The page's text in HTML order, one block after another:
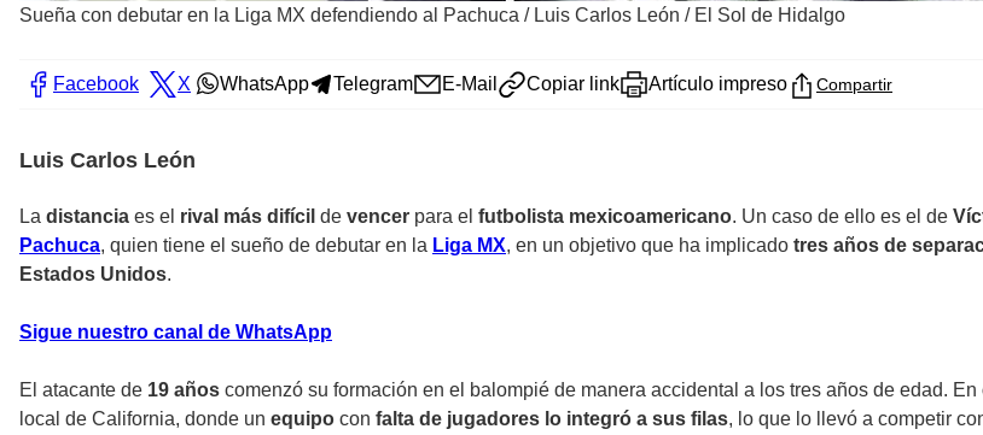
Sueña con debutar en la Liga MX defendiendo al Pachuca / Luis Carlos León / El Sol de Hidalgo
Facebook X WhatsApp Telegram E-Mail Copiar link Artículo impreso Compartir
Luis Carlos León
La distancia es el rival más difícil de vencer para el futbolista mexicoamericano. Un caso de ello es el de
Pachuca, quien tiene el sueño de debutar en la Liga MX, en un objetivo que ha implicado tres años de
Estados Unidos.
Sigue nuestro canal de WhatsApp
El atacante de 19 años comenzó su formación en el balompié de manera accidental a los tres años de edad. En
local de California, donde un equipo con falta de jugadores lo integró a sus filas, lo que lo llevó a competir